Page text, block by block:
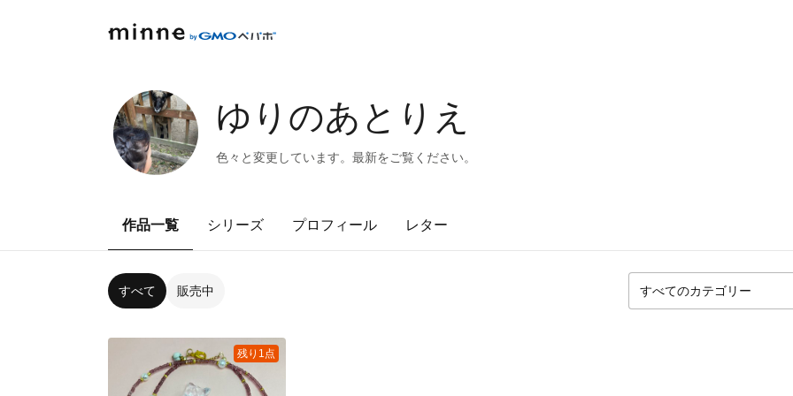
ゆりのあとりえ
色々と変更しています。最新をご覧ください。
作品一覧 シリーズ プロフィール レター
すべて 販売中
残り1点